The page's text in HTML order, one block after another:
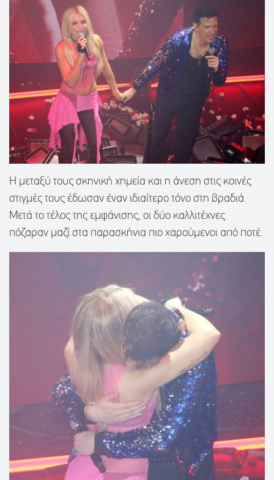
Η μεταξύ τους σκηνική χημεία και η άνεση στις κοινές
στιγμές τους έδωσαν έναν ιδιαίτερο τόνο στη βραδιά.
Μετά το τέλος της εμφάνισης, οι δύο καλλιτέχνες
πόζαραν μαζί στα παρασκήνια πιο χαρούμενοι από ποτέ.